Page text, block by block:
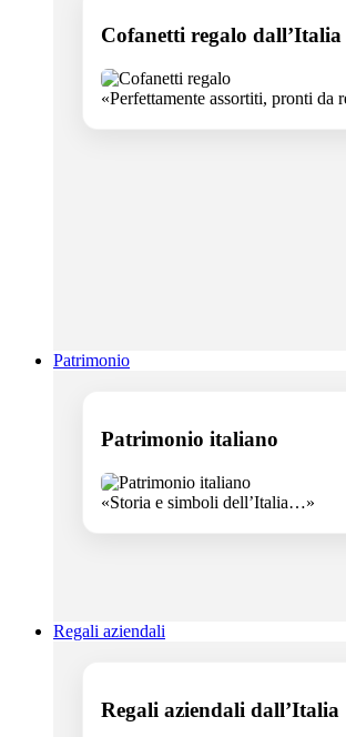
Cofanetti regalo dall’Italia
«Perfettamente assortiti, pronti da
Patrimonio
Patrimonio italiano
«Storia e simboli dell’Italia…»
Regali aziendali
Regali aziendali dall’Italia